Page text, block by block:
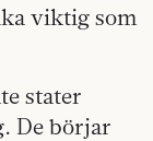
viktig som
stater
De börjar